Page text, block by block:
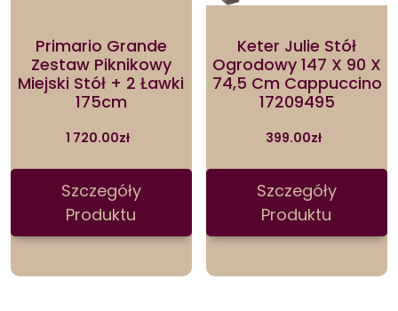
Primario Grande
Zestaw Piknikowy
Miejski Stół + 2 Ławki
175cm
1 720.00zł
Szczegóły
Produktu
Keter Julie Stół
Ogrodowy 147 X 90 X
74,5 Cm Cappuccino
17209495
399.00zł
Szczegóły
Produktu